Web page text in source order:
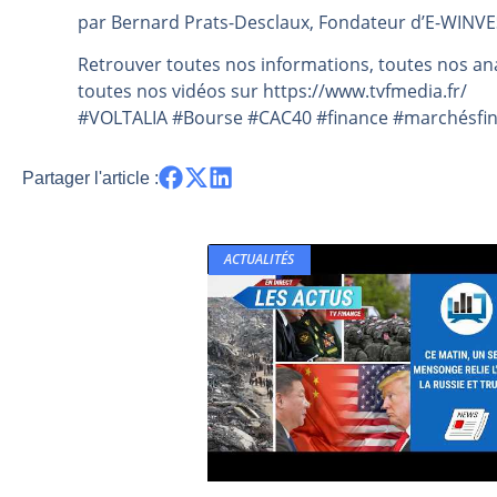
Pourquoi 6 guerres explosent en
Les investisseurs y croient
Une inertie haussière qui ralentit |
Pourquoi le monde entier vacille
par Bernard Prats-Desclaux, Fondateur d’E-
Retrouver toutes nos informations, toutes nos
toutes nos vidéos sur https://www.tvfmedia.fr/​​​​​​​​​​​
#VOLTALIA #Bourse #CAC40 #finance
Partager l'article :
ACTUALITÉS